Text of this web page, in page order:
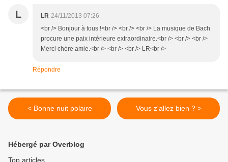
L LR 24/11/2013 07:26
<br /> Bonjour à tous !<br /> <br /> <br /> La musique de Bach
procure une paix intérieure extraordinaire.<br /> <br /> <br />
Merci chère amie.<br /> <br /> <br /> LR<br />
Répondre
< Bonne nuit polaire Vous z'allez bien ? >
Hébergé par Overblog
Top articles